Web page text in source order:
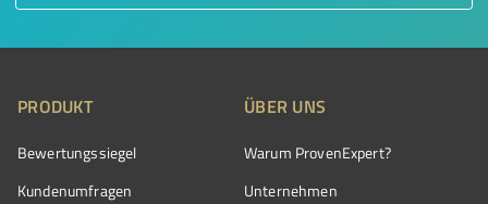
PRODUKT
Bewertungssiegel
Kundenumfragen
ÜBER UNS
Warum ProvenExpert?
Unternehmen